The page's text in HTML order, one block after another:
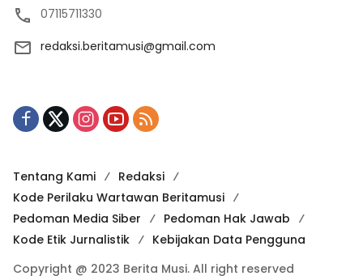
07115711330
redaksi.beritamusi@gmail.com
Tentang Kami
Redaksi
Kode Perilaku Wartawan Beritamusi
Pedoman Media Siber
Pedoman Hak Jawab
Kode Etik Jurnalistik
Kebijakan Data Pengguna
Copyright @ 2023 Berita Musi. All right reserved